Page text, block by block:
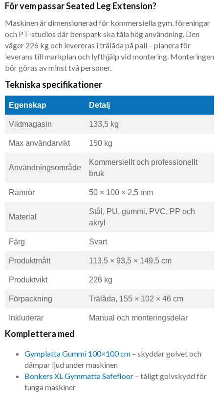
För vem passar Seated Leg Extension?
Maskinen är dimensionerad för kommersiella gym, föreningar
och PT-studios där benspark ska tåla hög användning. Den
väger 226 kg och levereras i trälåda på pall – planera för
leverans till markplan och lyfthjälp vid montering. Monteringen
bör göras av minst två personer.
Tekniska specifikationer
Egenskap Detalj
Viktmagasin 133,5 kg
Max användarvikt 150 kg
Användningsområde
Kommersiellt och professionellt
bruk
Ramrör 50 × 100 × 2,5 mm
Material
Stål, PU, gummi, PVC, PP och
akryl
Färg Svart
Produktmått 113,5 × 93,5 × 149,5 cm
Produktvikt 226 kg
Förpackning Trälåda, 155 × 102 × 46 cm
Inkluderar Manual och monteringsdelar
Komplettera med
Gymplatta Gummi 100×100 cm – skyddar golvet och
dämpar ljud under maskinen
Bonkers XL Gymmatta Safefloor – tåligt golvskydd för
tunga maskiner